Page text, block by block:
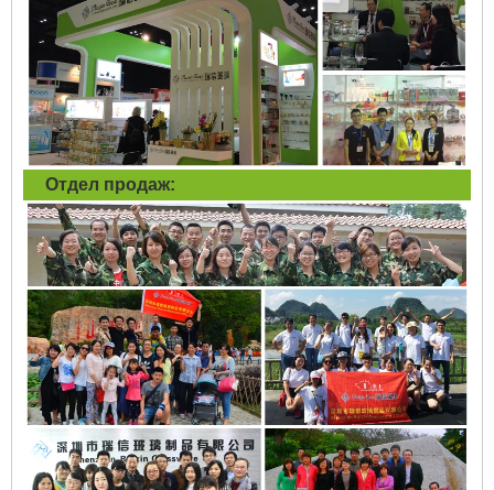
Отдел продаж: